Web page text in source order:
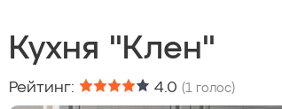
Кухня "Клен"
Рейтинг: 4.0 (1 голос)